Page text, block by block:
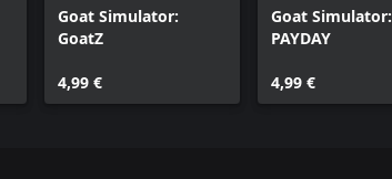
Goat Simulator:
GoatZ
4,99 €
Goat Simulator:
PAYDAY
4,99 €